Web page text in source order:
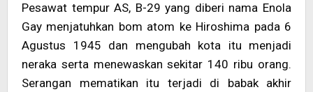
Pesawat tempur AS, B-29 yang diberi nama Enola
Gay menjatuhkan bom atom ke Hiroshima pada 6
Agustus 1945 dan mengubah kota itu menjadi
neraka serta menewaskan sekitar 140 ribu orang.
Serangan mematikan itu terjadi di babak akhir